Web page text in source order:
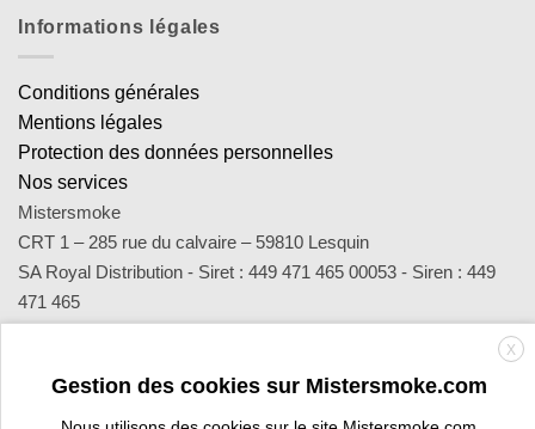
Informations légales
Conditions générales
Mentions légales
Protection des données personnelles
Nos services
Mistersmoke
CRT 1 – 285 rue du calvaire – 59810 Lesquin
SA Royal Distribution - Siret : 449 471 465 00053 - Siren : 449
471 465
sav@mistersmoke.com ou par téléphone au 03 20 90 56 55 du
lundi au vendredi de 9h à 17h.
X
Gestion des cookies sur Mistersmoke.com